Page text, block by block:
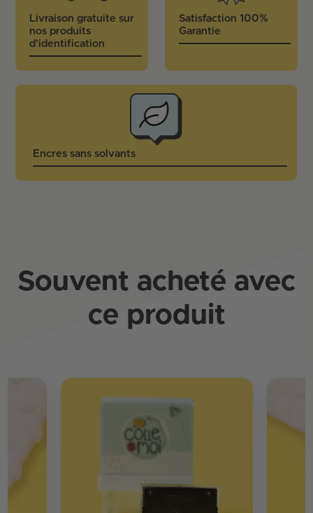
Livraison gratuite sur
nos produits
d'identification
Satisfaction 100%
Garantie
Encres sans solvants
Souvent acheté avec
ce produit